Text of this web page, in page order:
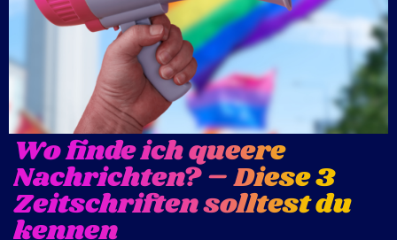
Wo finde ich queere
Nachrichten? – Diese 3
Zeitschriften solltest du
kennen